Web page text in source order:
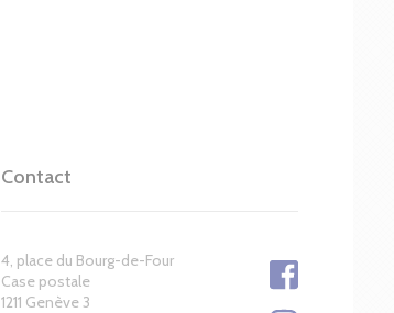
Contact
4, place du Bourg-de-Four
Case postale
1211 Genève 3